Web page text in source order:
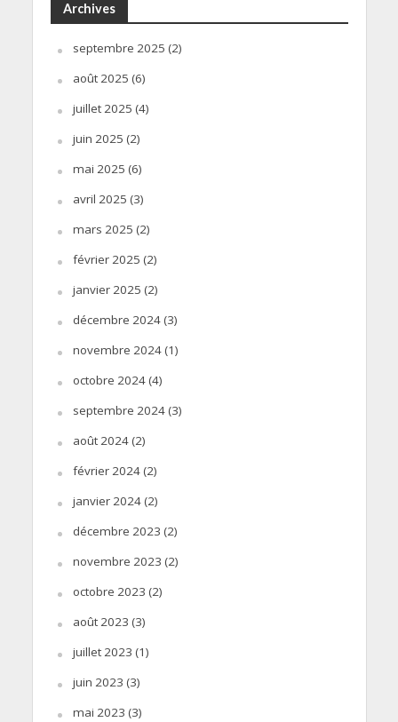
Archives
septembre 2025 (2)
août 2025 (6)
juillet 2025 (4)
juin 2025 (2)
mai 2025 (6)
avril 2025 (3)
mars 2025 (2)
février 2025 (2)
janvier 2025 (2)
décembre 2024(3)
novembre 2024(1)
octobre 2024(4)
septembre 2024(3)
août 2024(2)
février 2024(2)
janvier 2024(2)
décembre 2023 (2)
novembre 2023 (2)
octobre 2023 (2)
août 2023 (3)
juillet 2023 (1)
juin 2023 (3)
mai 2023 (3)